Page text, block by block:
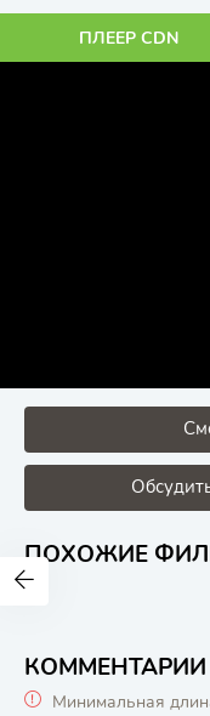
ПЛЕЕР CDN
ПОХОЖИЕ
КОММЕНТАРИИ
Минимальная